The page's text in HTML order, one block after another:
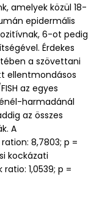
amelyek közül 18-
epidermális
6-ot pedig
Érdekes
a szövettani
ellentmondásos
az egyes
harmadánál
az összes
A
8,7803; p =
kockázati
1,0539; p =